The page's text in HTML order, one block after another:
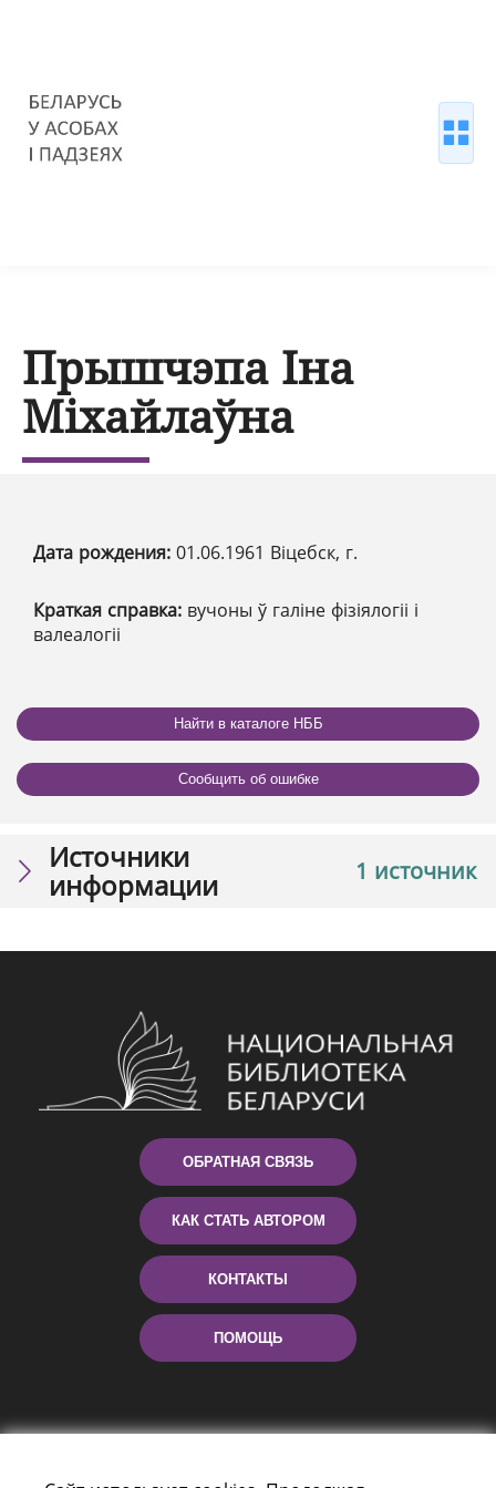
Прышчэпа Іна
Міхайлаўна
Дата рождения: 01.06.1961 Віцебск, г.
Краткая справка: вучоны ў галіне фізіялогіі і
валеалогіі
Найти в каталоге НББ
Сообщить об ошибке
1 источник
Источники
информации
ОБРАТНАЯ СВЯЗЬ
КАК СТАТЬ АВТОРОМ
КОНТАКТЫ
ПОМОЩЬ